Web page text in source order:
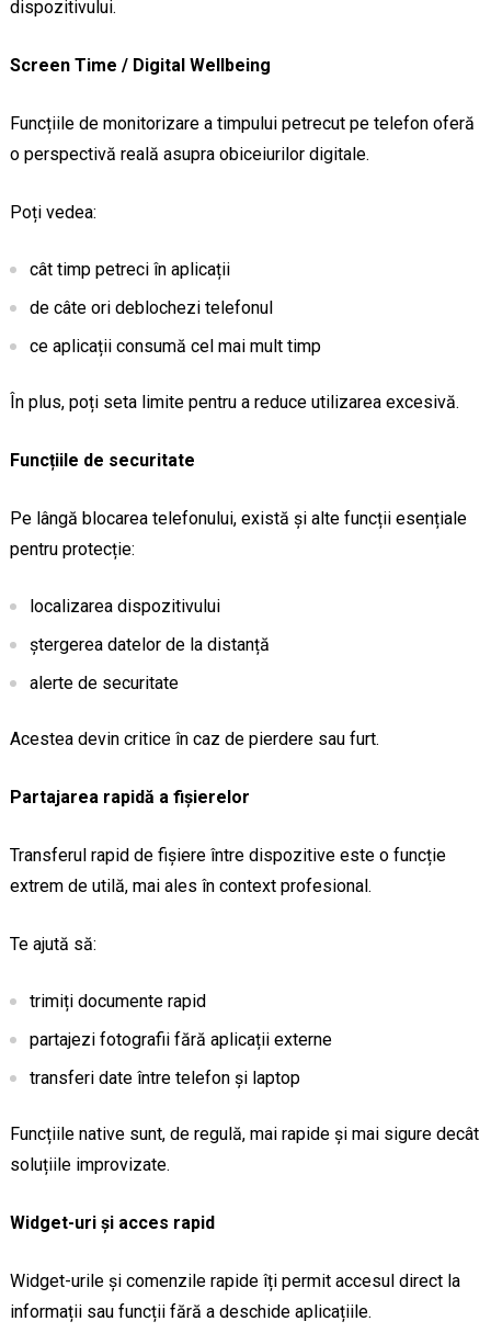
dispozitivului.
Screen Time / Digital Wellbeing
Funcțiile de monitorizare a timpului petrecut pe telefon oferă
o perspectivă reală asupra obiceiurilor digitale.
Poți vedea:
cât timp petreci în aplicații
de câte ori deblochezi telefonul
ce aplicații consumă cel mai mult timp
În plus, poți seta limite pentru a reduce utilizarea excesivă.
Funcțiile de securitate
Pe lângă blocarea telefonului, există și alte funcții esențiale
pentru protecție:
localizarea dispozitivului
ștergerea datelor de la distanță
alerte de securitate
Acestea devin critice în caz de pierdere sau furt.
Partajarea rapidă a fișierelor
Transferul rapid de fișiere între dispozitive este o funcție
extrem de utilă, mai ales în context profesional.
Te ajută să:
trimiți documente rapid
partajezi fotografii fără aplicații externe
transferi date între telefon și laptop
Funcțiile native sunt, de regulă, mai rapide și mai sigure decât
soluțiile improvizate.
Widget-uri și acces rapid
Widget-urile și comenzile rapide îți permit accesul direct la
informații sau funcții fără a deschide aplicațiile.